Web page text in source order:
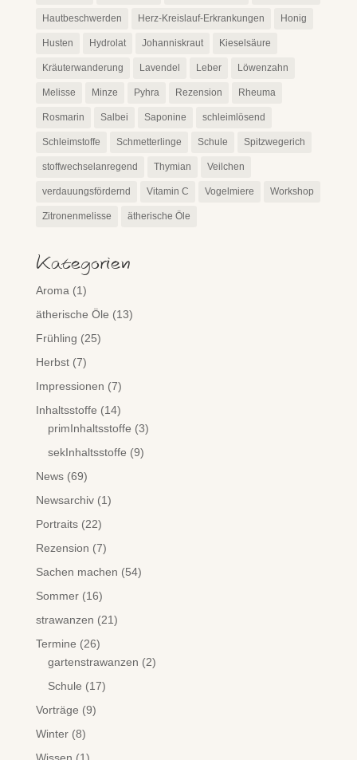
Hautbeschwerden Herz-Kreislauf-Erkrankungen Honig
Husten Hydrolat Johanniskraut Kieselsäure
Kräuterwanderung Lavendel Leber Löwenzahn
Melisse Minze Pyhra Rezension Rheuma
Rosmarin Salbei Saponine schleimlösend
Schleimstoffe Schmetterlinge Schule Spitzwegerich
stoffwechselanregend Thymian Veilchen
verdauungsfördernd Vitamin C Vogelmiere Workshop
Zitronenmelisse ätherische Öle
Kategorien
Aroma (1)
ätherische Öle (13)
Frühling (25)
Herbst(7)
Impressionen (7)
Inhaltsstoffe (14)
primInhaltsstoffe (3)
sekInhaltsstoffe (9)
News(69)
Newsarchiv(1)
Portraits(22)
Rezension (7)
Sachen machen (54)
Sommer(16)
strawanzen (21)
Termine (26)
gartenstrawanzen (2)
Schule (17)
Vorträge (9)
Winter(8)